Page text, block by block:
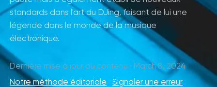
standards dans l'art du DJing, faisant de lui une
légende dans le monde de la musique
électronique.
Dernière mise à jour du contenu · March 8, 2024
Notre méthode éditoriale · Signaler une erreur